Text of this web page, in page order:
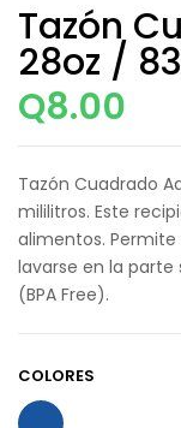
Tazón
28oz /
Q8.00
Tazón Cuadrado
mililitros. Este
alimentos.
lavarse en la parte
(BPA Free).
COLORES